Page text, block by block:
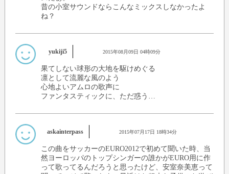
昔の小室サウンドならこんなミックスしなかったよ
ね？
yukiji5 2015年08月09日 04時09分
果てしない球形の大地を駆けめぐる
凛として流麗な風のよう
心地よいアムロの歌声に
ファンタスティックに、ただ惑う…
askainterpass 2015年07月17日 18時34分
この曲をサッカーのEURO2012で初めて聞いた時、当
然ヨーロッパのトップシンガーの誰かがEURO用に作
って歌ってるんだろうと思ったけど、安室奈美恵って